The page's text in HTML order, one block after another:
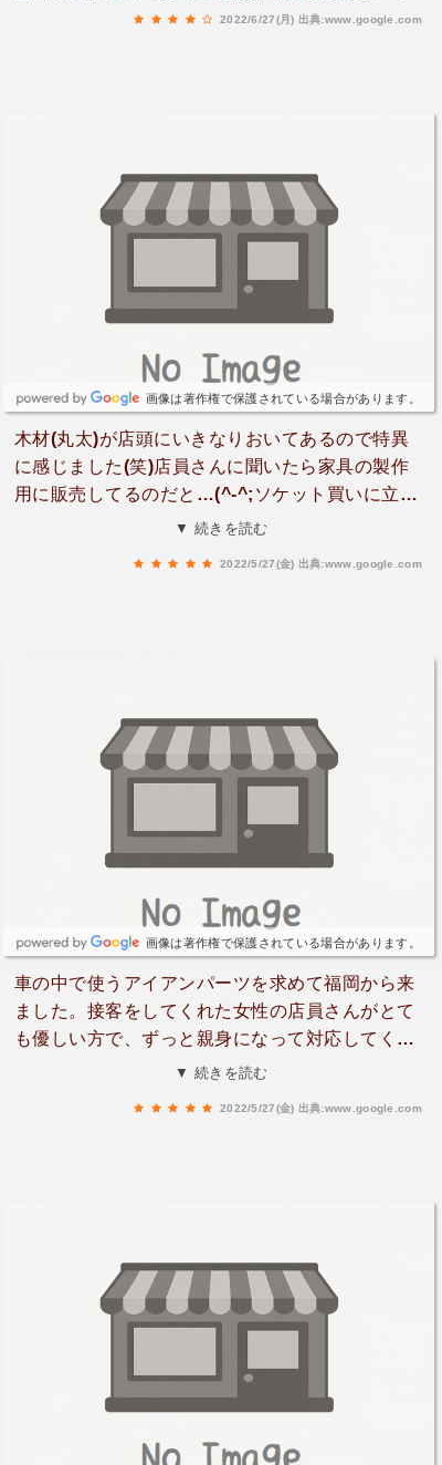
2022/6/27(月) 出典:www.google.com
画像は著作権で保護されている場合があります。
木材(丸太)が店頭にいきなりおいてあるので特異
に感じました(笑)店員さんに聞いたら家具の製作
用に販売してるのだと…(^-^;ソケット買いに立ち
寄ったのですが､在庫がなかった。アンティークな
▼ 続きを読む
2022/5/27(金) 出典:www.google.com
画像は著作権で保護されている場合があります。
車の中で使うアイアンパーツを求めて福岡から来
ました。接客をしてくれた女性の店員さんがとて
も優しい方で、ずっと親身になって対応してくれ
て本当に助かりました！(^人^)外観や店内の雰囲
▼ 続きを読む
2022/5/27(金) 出典:www.google.com